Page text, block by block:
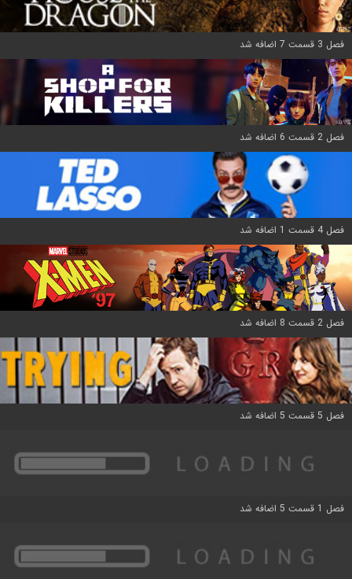
فصل 3 قسمت 7 اضافه شد
فصل 2 قسمت 6 اضافه شد
فصل 4 قسمت 1 اضافه شد
فصل 2 قسمت 8 اضافه شد
فصل 5 قسمت 5 اضافه شد
فصل 1 قسمت 5 اضافه شد